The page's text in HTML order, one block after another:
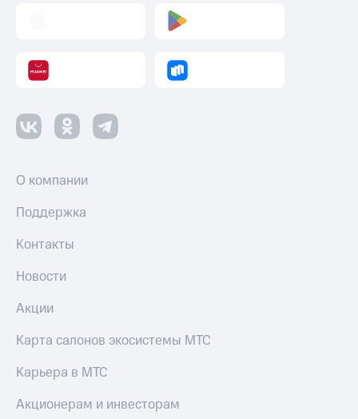
О компании
Поддержка
Контакты
Новости
Акции
Карта салонов экосистемы МТС
Карьера в МТС
Акционерам и инвесторам